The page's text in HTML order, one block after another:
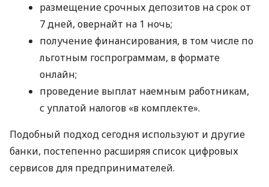
размещение срочных депозитов на срок от
7 дней, овернайт на 1 ночь;
получение финансирования, в том числе по
льготным госпрограммам, в формате
онлайн;
проведение выплат наемным работникам,
с уплатой налогов «в комплекте».
Подобный подход сегодня используют и другие
банки, постепенно расширяя список цифровых
сервисов для предпринимателей.